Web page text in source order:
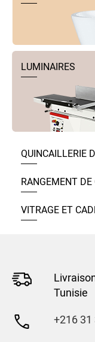
LUMINAIRES
QUINCAILLERIE
RANGEMENT DE
VITRAGE ET
Tunisie
+216 31